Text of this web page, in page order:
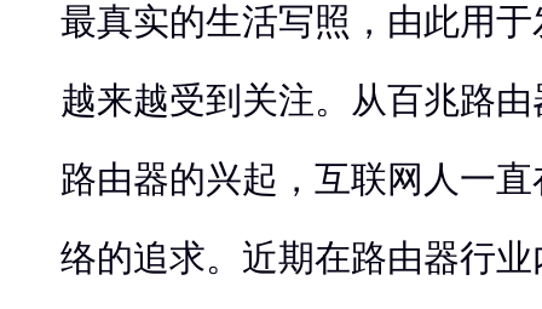
最真实的生活写照，由此用
越来越受到关注。从百兆路
路由器的兴起，互联网人一
络的追求。近期在路由器行业